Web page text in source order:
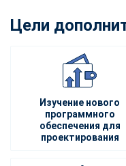
Цели
Изучение нового
программного
обеспечения для
проектирования